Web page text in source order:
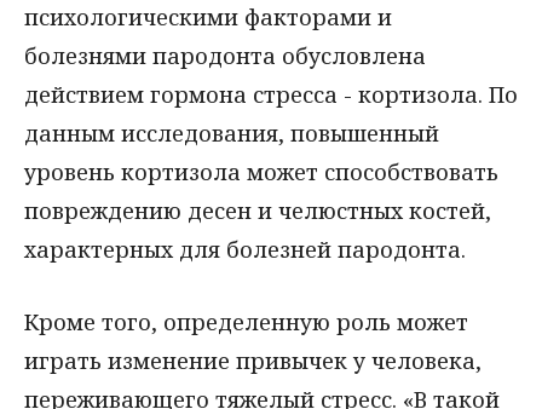
психологическими факторами и
болезнями пародонта обусловлена
действием гормона стресса - кортизола. По
данным исследования, повышенный
уровень кортизола может способствовать
повреждению десен и челюстных костей,
характерных для болезней пародонта.
Кроме того, определенную роль может
играть изменение привычек у человека,
переживающего тяжелый стресс. «В такой